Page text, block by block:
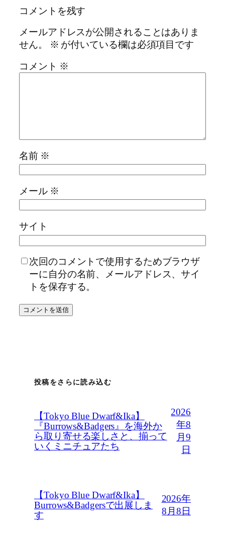
コメントを残す
メールアドレスが公開されることはありま
せん。
※ が付いている欄は必須項目です
コメント ※
名前 ※
メール ※
サイト
次回のコメントで使用するためブラウザ
ーに自分の名前、メールアドレス、サイ
トを保存する。
投稿をさらに読み込む
【Tokyo Blue Dwarf&Ika】
『Burrows&Badgers』を海外か
ら取り寄せる楽しさと、揃って
いくミニチュアたち
2026
年8
月9
日
【Tokyo Blue Dwarf&Ika】
Burrows&Badgersで出展しま
す
2026年
8月8日